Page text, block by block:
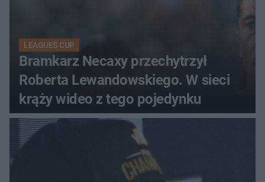
LEAGUES CUP
Bramkarz Necaxy przechytrzył
Roberta Lewandowskiego. W sieci
krąży wideo z tego pojedynku